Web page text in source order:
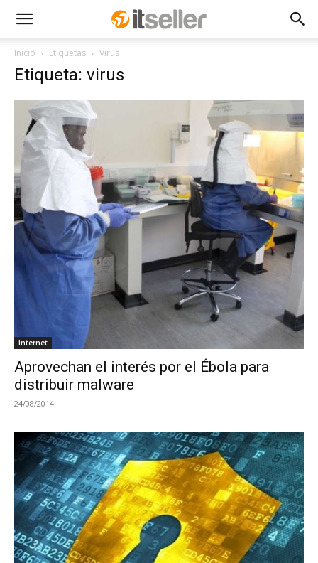
Inicio Etiquetas Virus
Etiqueta: virus
Internet
Aprovechan el interés por el Ébola para
distribuir malware
24/08/2014